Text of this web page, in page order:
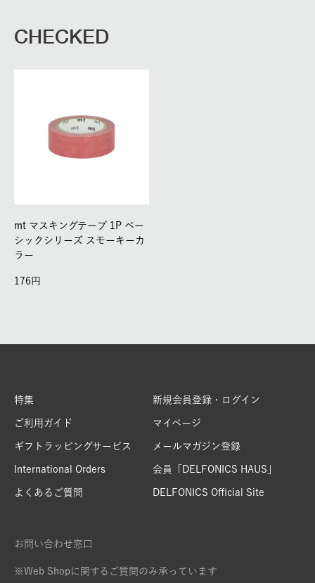
CHECKED
mt マスキングテープ 1P ベー
シックシリーズ スモーキーカ
ラー
176
特集
ご利用ガイド
ギフトラッピングサービス
International Orders
よくあるご質問
新規会員登録・ログイン
マイページ
メールマガジン登録
会員「DELFONICS HAUS」
DELFONICS Official Site
お問い合わせ窓口
※Web Shopに関するご質問のみ承っています